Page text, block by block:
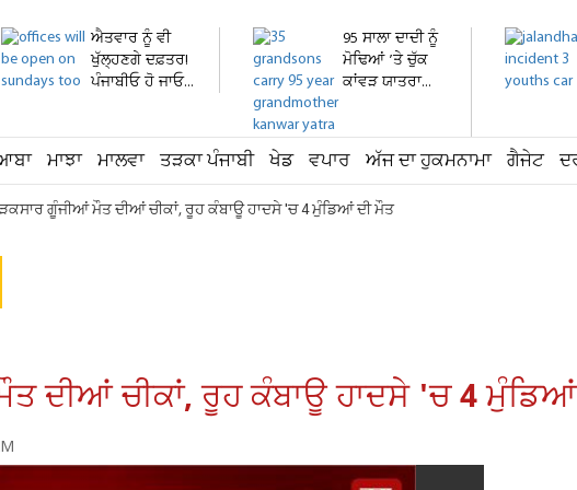
ਐਤਵਾਰ ਨੂੰ ਵੀ
ਖੁੱਲ੍ਹਣਗੇ ਦਫ਼ਤਰ!
ਪੰਜਾਬੀਓ ਹੋ ਜਾਓ...
95 ਸਾਲਾ ਦਾਦੀ ਨੂੰ
ਮੋਢਿਆਂ ’ਤੇ ਚੁੱਕ
ਕਾਂਵੜ ਯਾਤਰਾ...
ਮਾਝਾ ਮਾਲਵਾ ਤੜਕਾ ਪੰਜਾਬੀ ਖੇਡ ਵਪਾਰ ਅੱਜ ਦਾ ਹੁਕਮਨਾਮਾ ਗੈਜੇਟ
ਗੂੰਜੀਆਂ ਮੌਤ ਦੀਆਂ ਚੀਕਾਂ, ਰੂਹ ਕੰਬਾਊ ਹਾਦਸੇ 'ਚ 4 ਮੁੰਡਿਆਂ ਦੀ ਮੌਤ
ਦੀਆਂ ਚੀਕਾਂ, ਰੂਹ ਕੰਬਾਊ ਹਾਦਸੇ 'ਚ 4